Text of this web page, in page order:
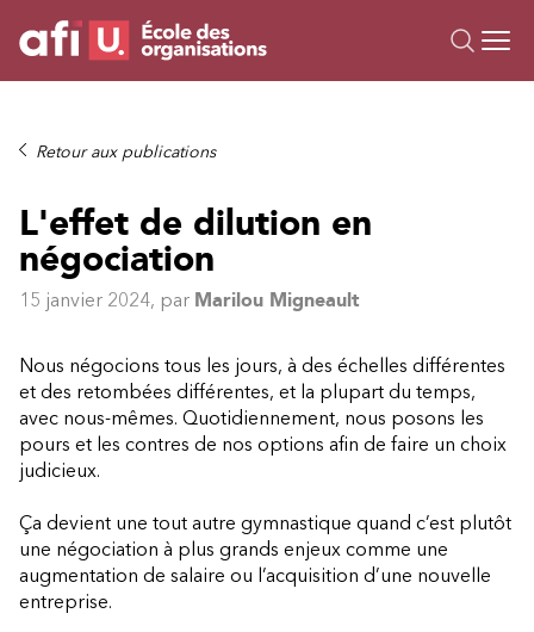
Formations
Sur mesure
À propos
Ressources
Retour aux publications
L'effet de dilution en
négociation
15 janvier 2024, par Marilou Migneault
Nous négocions tous les jours, à des échelles différentes
et des retombées différentes, et la plupart du temps,
avec nous-mêmes. Quotidiennement, nous posons les
pours et les contres de nos options afin de faire un choix
judicieux.
Ça devient une tout autre gymnastique quand c’est plutôt
une négociation à plus grands enjeux comme une
augmentation de salaire ou l’acquisition d’une nouvelle
entreprise.